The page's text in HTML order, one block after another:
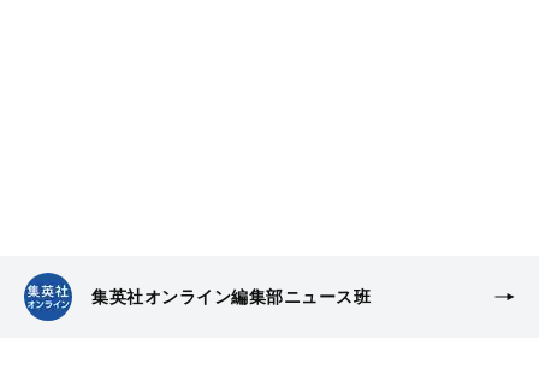
集英社オンライン編集部ニュース班